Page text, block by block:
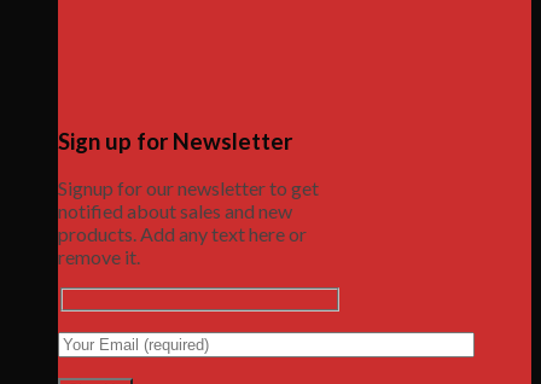
Sign up for Newsletter
Signup for our newsletter to get
notified about sales and new
products. Add any text here or
remove it.